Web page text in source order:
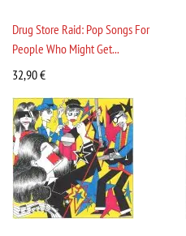
Drug Store Raid: Pop Songs For
People Who Might Get...
32,90€